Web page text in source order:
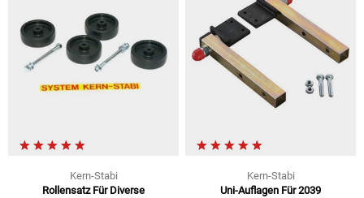
Kern-Stabi
Rollensatz Für Diverse
Kern-Stabi
Uni-Auflagen Für 2039